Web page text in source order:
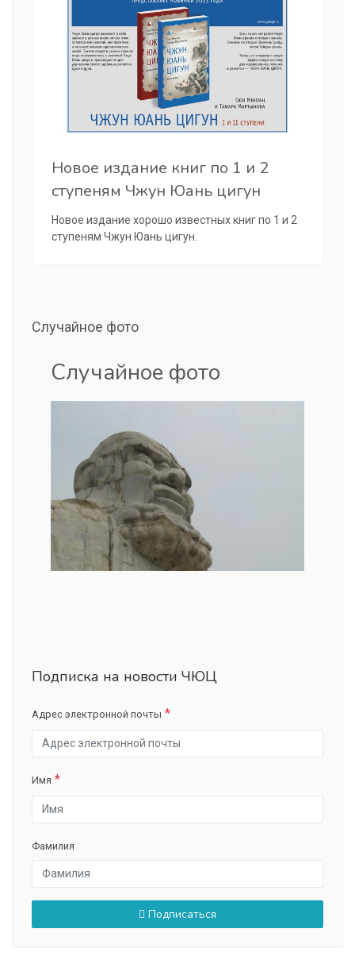
Новое издание книг по 1 и 2
ступеням Чжун Юань цигун
Новое издание хорошо известных книг по 1 и 2
ступеням Чжун Юань цигун.
Случайное фото
Случайное фото
Подписка на новости ЧЮЦ
Адрес электронной почты
Имя
Фамилия
Подписаться